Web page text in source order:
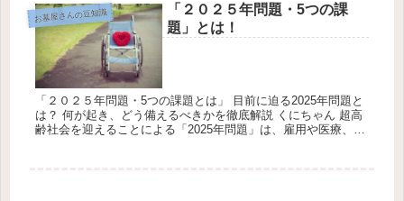
お墓屋さんの豆知識
「２０２５年問題・5つの課
題」とは！
「２０２５年問題・5つの課題とは」 目前に迫る2025年問題と
は？ 何が起き、どう備えるべきかを徹底解説 くにちゃん 超高
齢社会を迎えることによる「2025年問題」は、雇用や医療、福